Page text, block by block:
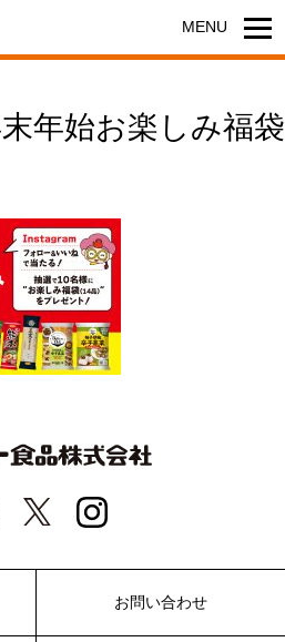
年始お楽しみ福袋
お問い合わせ